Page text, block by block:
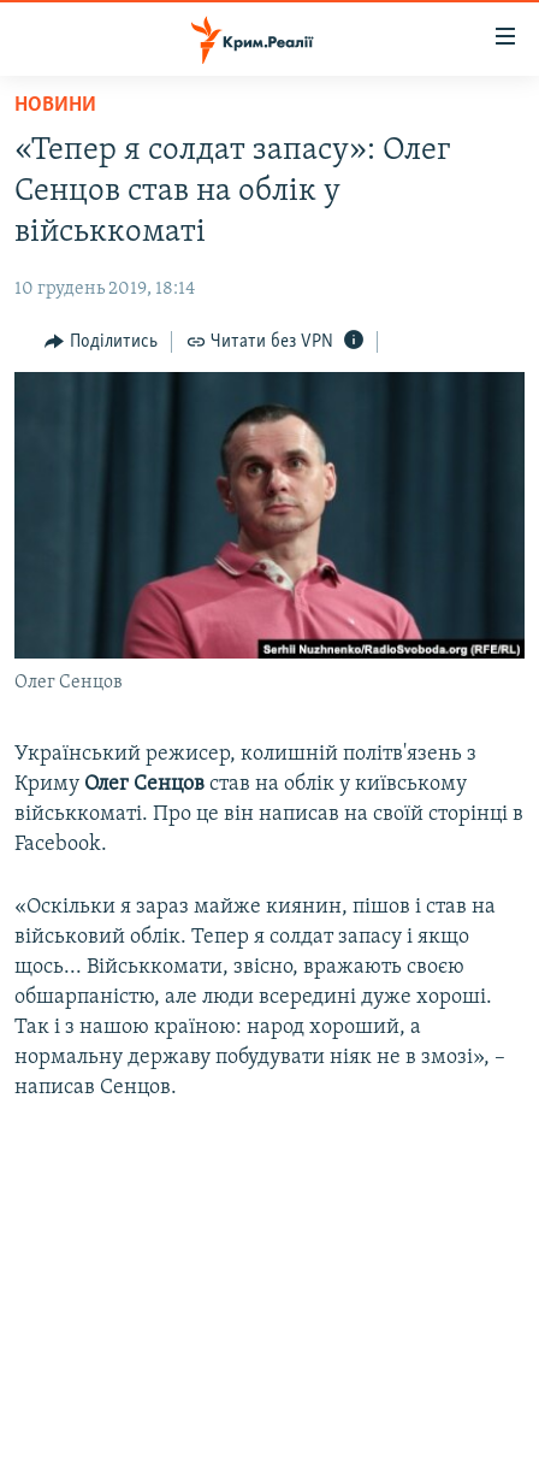
Перейти
основного
матеріалу
Перейти
до
основної
навігації
Перейти
до
ВОДА.КРИМ
ВІДЕО ТА ФОТО
БЛОГИ
ПОГЛЯД
ВІДЕОУРОКИ «ELIFBE»
СВІДЧЕННЯ ОКУПАЦІЇ
УКРАЇНСЬКА ПРОБЛЕМА КРИМУ
ІНФОГРАФІКА
ЯК ОБІЙТИ БЛОКУВАННЯ
ДОЛУЧАЙСЯ!
Усі сайти RFE/RL
НОВИНИ
«Тепер я солдат запасу»: Олег
Сенцов став на облік у
військкоматі
10 грудень 2019, 18:14
Поділитись Читати без VPN
Олег Сенцов
Український режисер, колишній політв'язень з
Криму Олег Сенцов став на облік у київському
військкоматі. Про це він написав на своїй сторінці в
Facebook.
«Оскільки я зараз майже киянин, пішов і став на
військовий облік. Тепер я солдат запасу і якщо
щось... Військкомати, звісно, вражають своєю
обшарпаністю, але люди всередині дуже хороші.
Так і з нашою країною: народ хороший, а
нормальну державу побудувати ніяк не в змозі», –
написав Сенцов.